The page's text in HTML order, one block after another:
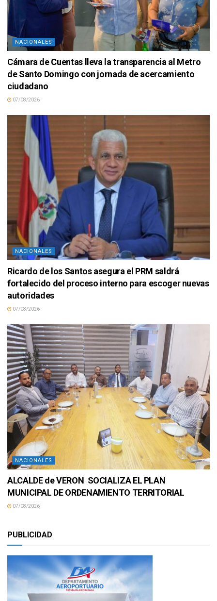
NACIONALES
Cámara de Cuentas lleva la transparencia al Metro
de Santo Domingo con jornada de acercamiento
ciudadano
07/08/2026
NACIONALES
Ricardo de los Santos asegura el PRM saldrá
fortalecido del proceso interno para escoger nuevas
autoridades
07/08/2026
NACIONALES
ALCALDE de VERON SOCIALIZA EL PLAN
MUNICIPAL DE ORDENAMIENTO TERRITORIAL
07/08/2026
PUBLICIDAD